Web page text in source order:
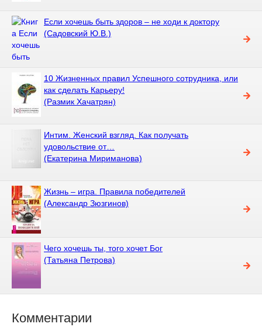
Если хочешь быть здоров – не ходи к доктору
(Садовский Ю.В.)
10 Жизненных правил Успешного сотрудника, или
как сделать Карьеру!
(Размик Хачатрян)
Интим. Женский взгляд. Как получать
удовольствие от…
(Екатерина Мириманова)
Жизнь – игра. Правила победителей
(Александр Зюзгинов)
Чего хочешь ты, того хочет Бог
(Татьяна Петрова)
Комментарии